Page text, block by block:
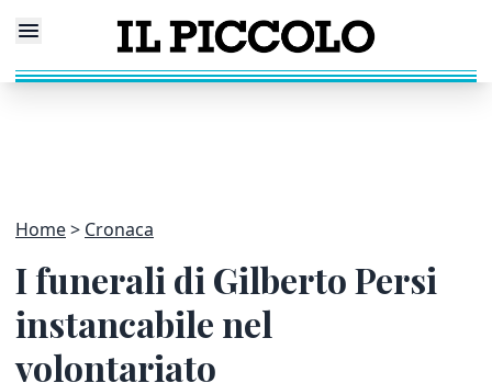
Home Cronaca
I funerali di Gilberto Persi
instancabile nel
volontariato